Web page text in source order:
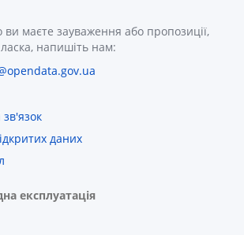
маєте зауваження або пропозиції,
напишіть нам:
даних
експлуатація